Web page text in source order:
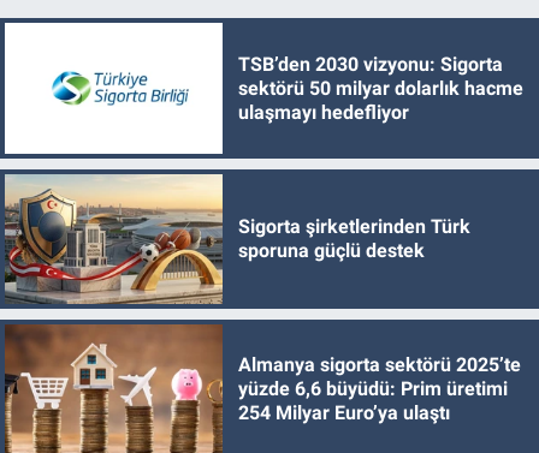
TSB’den 2030 vizyonu: Sigorta
sektörü 50 milyar dolarlık hacme
ulaşmayı hedefliyor
Sigorta şirketlerinden Türk
sporuna güçlü destek
Almanya sigorta sektörü 2025’te
yüzde 6,6 büyüdü: Prim üretimi
254 Milyar Euro’ya ulaştı